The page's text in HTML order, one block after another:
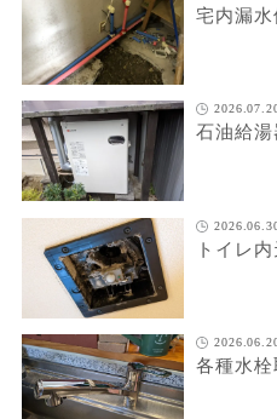
宅内漏
石油給
トイレ
各種水栓